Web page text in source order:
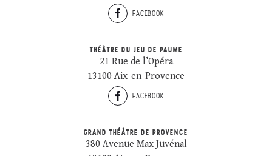
FACEBOOK
THÉÂTRE DU JEU DE PAUME
21 Rue de l’Opéra
13100 Aix-en-Provence
FACEBOOK
GRAND THÉÂTRE DE PROVENCE
380 Avenue Max Juvénal